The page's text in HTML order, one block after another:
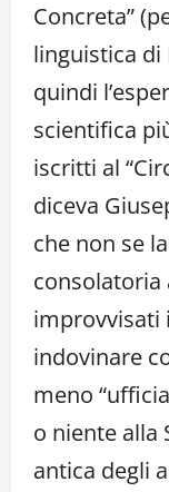
Concreta”
linguistica di
quindi
scientifica
iscritti al
diceva
che non se
consolatoria
improvvisati
indovinare
meno
o niente alla
antica degli